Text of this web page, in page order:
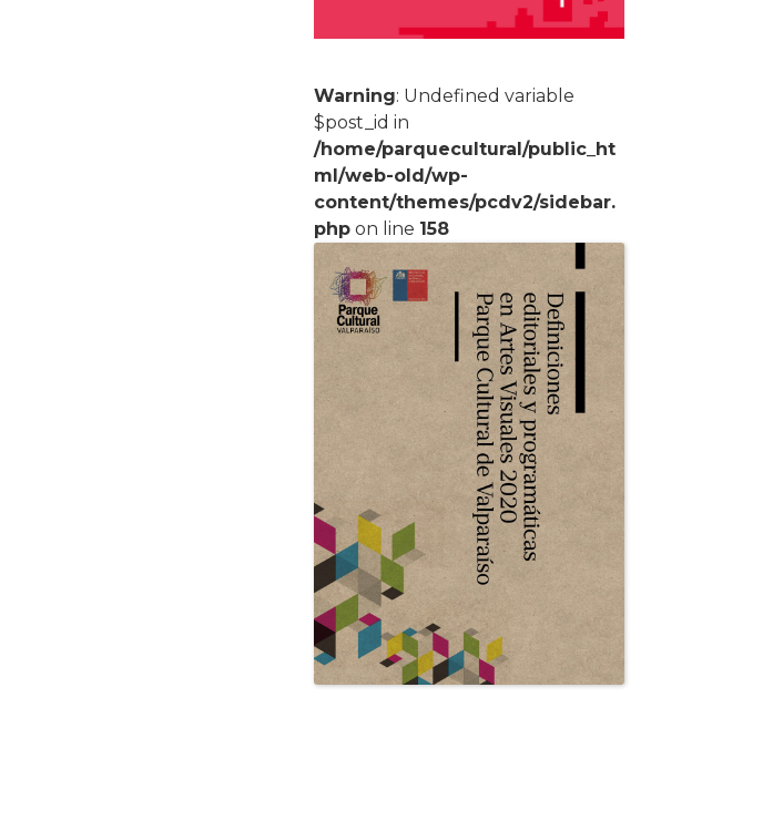
Warning: Undefined variable
$post_id in
/home/parquecultural/public_ht
ml/web-old/wp-
content/themes/pcdv2/sidebar.
php on line 158